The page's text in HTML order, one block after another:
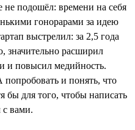
подошёл: времени на себя
гонорарами за идею
выстрелил: за 2,5 года
значительно расширил
и повысил медийность.
и понять, что
бы для того, чтобы написать
с вами.